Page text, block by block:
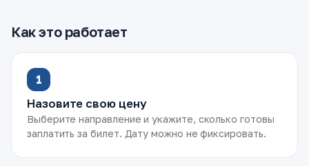
Как это работает
1
Назовите свою цену
Выберите направление и укажите, сколько готовы
заплатить за билет. Дату можно не фиксировать.